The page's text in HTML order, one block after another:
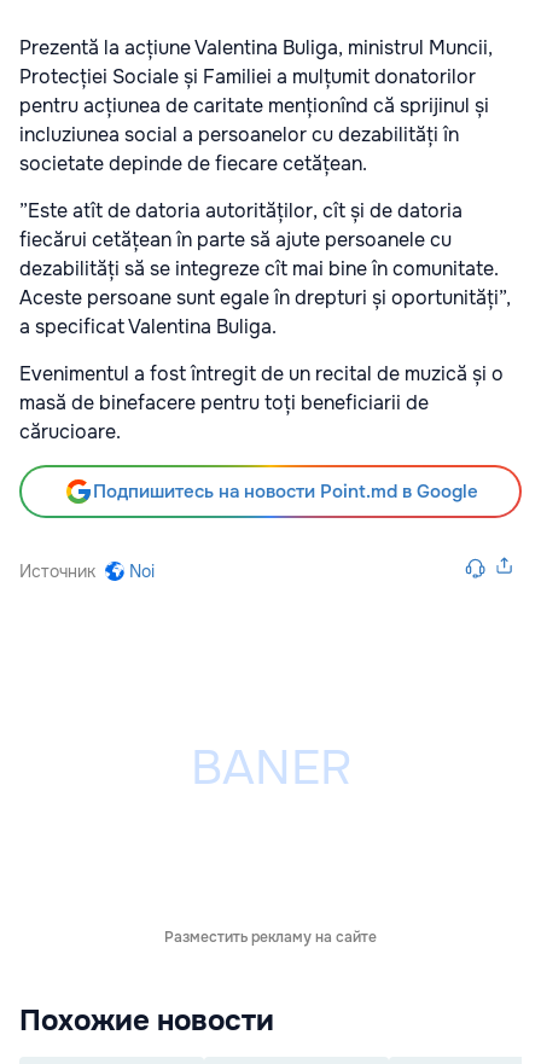
Prezentă la acțiune Valentina Buliga, ministrul Muncii,
Protecției Sociale și Familiei a mulțumit donatorilor
pentru acțiunea de caritate menționînd că sprijinul și
incluziunea social a persoanelor cu dezabilități în
societate depinde de fiecare cetățean.
”Este atît de datoria autorităților, cît și de datoria
fiecărui cetățean în parte să ajute persoanele cu
dezabilități să se integreze cît mai bine în comunitate.
Aceste persoane sunt egale în drepturi și oportunități”,
a specificat Valentina Buliga.
Evenimentul a fost întregit de un recital de muzică și o
masă de binefacere pentru toți beneficiarii de
cărucioare.
Подпишитесь на новости Point.md в Google
Источник Noi
Разместить рекламу на сайте
Похожие новости